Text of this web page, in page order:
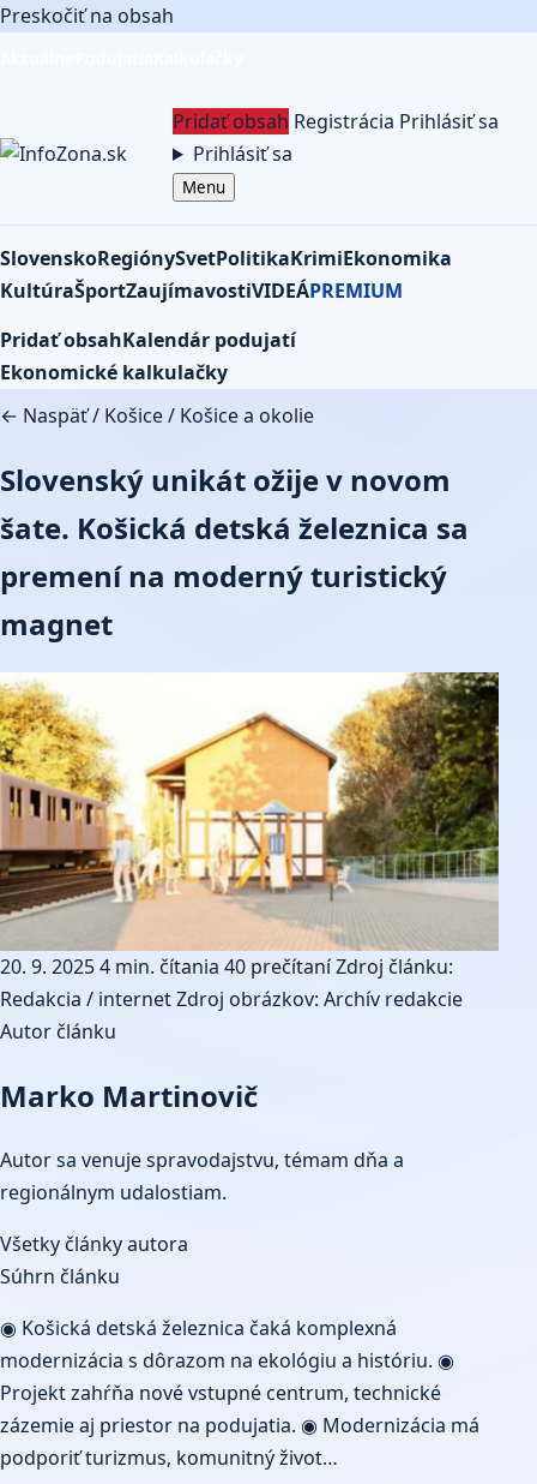
Preskočiť na obsah
Pridať obsah Registrácia Prihlásiť sa
Prihlásiť sa
Menu
SlovenskoRegiónySvetPolitikaKrimiEkonomika
KultúraŠportZaujímavostiVIDEÁPREMIUM
Pridať obsahKalendár podujatí
Ekonomické kalkulačky
← Naspäť/ Košice/ Košice a okolie
Slovenský unikát ožije v novom
šate. Košická detská železnica sa
premení na moderný turistický
magnet
20. 9. 20254 min. čítania 40 prečítaníZdroj článku:
Redakcia / internetZdroj obrázkov: Archív redakcie
Autor článku
Marko Martinovič
Autor sa venuje spravodajstvu, témam dňa a
regionálnym udalostiam.
Všetky články autora
Súhrn článku
◉ Košická detská železnica čaká komplexná
modernizácia s dôrazom na ekológiu a históriu. ◉
Projekt zahŕňa nové vstupné centrum, technické
zázemie aj priestor na podujatia. ◉ Modernizácia má
podporiť turizmus, komunitný život…